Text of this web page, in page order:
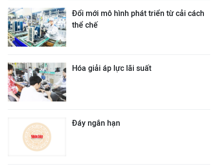
Đổi mới mô hình phát triển từ cải cách
thể chế
Hóa giải áp lực lãi suất
Đáy ngắn hạn